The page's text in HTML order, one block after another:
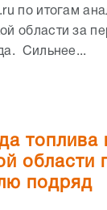
по итогам
области за
Сильнее...
топлива
области
подряд